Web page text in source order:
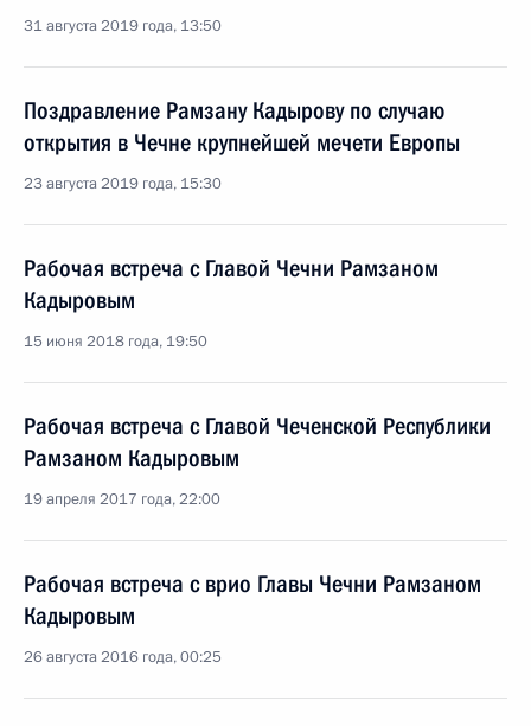
31 августа 2019 года, 13:50
Поздравление Рамзану Кадырову по случаю
открытия в Чечне крупнейшей мечети Европы
23 августа 2019 года, 15:30
Рабочая встреча с Главой Чечни Рамзаном
Кадыровым
15 июня 2018 года, 19:50
Рабочая встреча с Главой Чеченской Республики
Рамзаном Кадыровым
19 апреля 2017 года, 22:00
Рабочая встреча с врио Главы Чечни Рамзаном
Кадыровым
26 августа 2016 года, 00:25